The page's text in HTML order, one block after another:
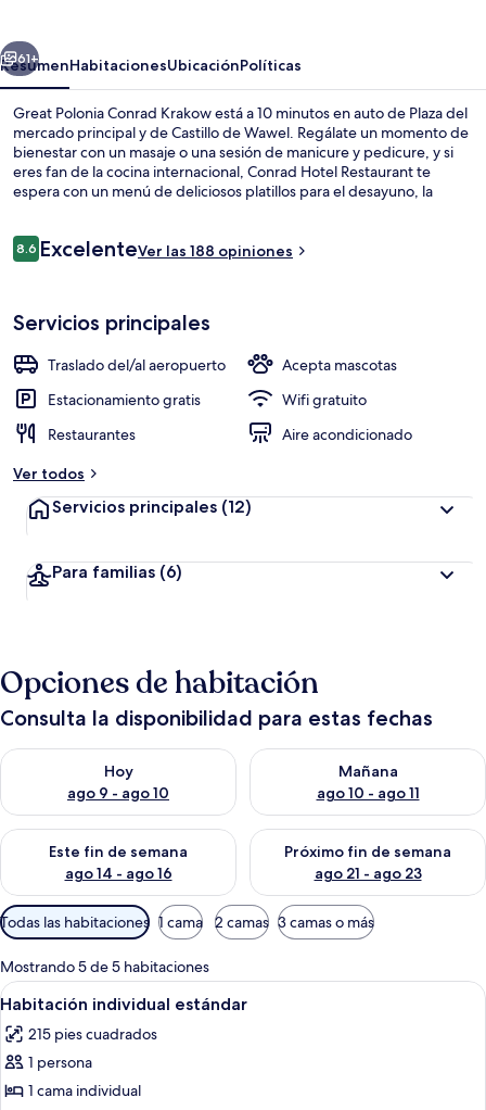
Siguiente
61+
ResumenHabitacionesUbicaciónPolíticas
Great Polonia Conrad Krakow está a 10 minutos en auto de Plaza del
mercado principal y de Castillo de Wawel. Regálate un momento de
bienestar con un masaje o una sesión de manicure y pedicure, y si
eres fan de la cocina internacional, Conrad Hotel Restaurant te
espera con un menú de deliciosos platillos para el desayuno, la
Opiniones
8.68.6 de 10,
ExcelenteVer las 188 opiniones
Servicios principales
Traslado del/al aeropuerto
Acepta mascotas
Estacionamiento gratis
Wifi gratuito
Restaurantes
Aire acondicionado
Ver todos
Servicios principales (12)
Para familias (6)
Opciones de habitación
Consulta la disponibilidad para estas fechas
Hoy
ago 9 - ago 10
Consulta la disponibilidad para hoy ago 9 - ago 10
Mañana
ago 10 - ago 11
Consulta la disponibilidad
Este fin de semana
ago 14 - ago 16
Consulta la disponibilidad para este fin de semana ago 14 -
Próximo fin de semana
ago 21 - ago 23
Consulta la disponibilidad
Filtros
disponibles
para
las
habitaciones
Todas las habitaciones 1 cama 2 camas 3 camas o más
Mostrando 5 de 5 habitaciones
Abrir
todas
las
fotos
de
Ropa de cama de alta calidad y
6
Habitación individual estándar
215 pies cuadrados
1 persona
1 cama individual